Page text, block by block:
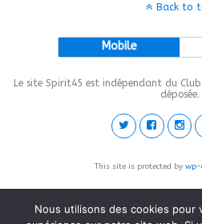
Back to
Mobile
Le site Spirit45 est indépendant du
déposée.
This site is protected by wp-
Nous utilisons des cookies pour